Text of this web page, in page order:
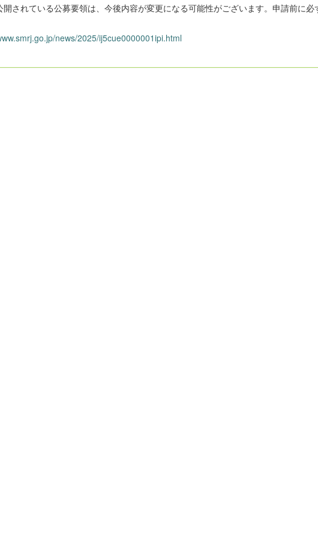
開されている公募要領は、今後内容が変更になる可能性がございます。申請前に
news/2025/ij5cue0000001ipi.html